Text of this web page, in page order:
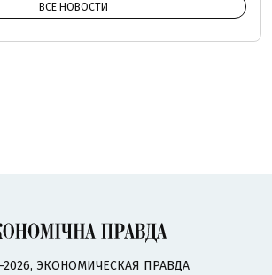
ВСЕ НОВОСТИ
2026, ЭКОНОМИЧЕСКАЯ ПРАВДА